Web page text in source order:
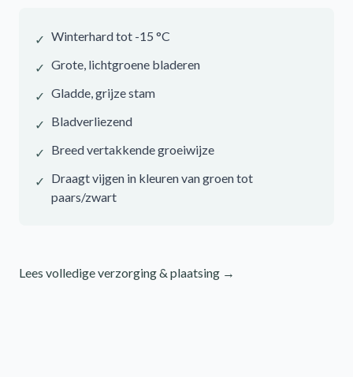
✓ Winterhard tot -15 °C
✓ Grote, lichtgroene bladeren
✓ Gladde, grijze stam
✓ Bladverliezend
✓ Breed vertakkende groeiwijze
✓ Draagt vijgen in kleuren van groen tot
paars/zwart
Lees volledige verzorging & plaatsing →